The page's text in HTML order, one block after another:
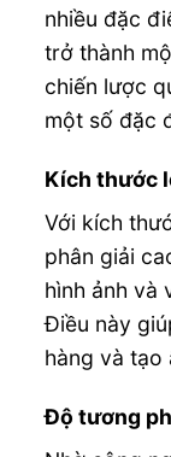
nhiều đặc
trở thành
chiến lược
một số đặc
Kích thước
Với kích
phân giải
hình ảnh và
Điều này
hàng và tạo
Độ tương